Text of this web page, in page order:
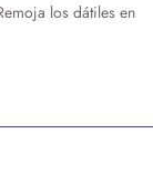
los dátiles en